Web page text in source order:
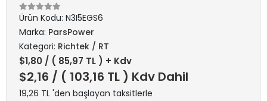
Ürün Kodu: N3I5EGS6
Marka: ParsPower
Kategori: Richtek / RT
$1,80 / ( 85,97 TL ) + Kdv
$2,16 / ( 103,16 TL ) Kdv Dahil
19,26 TL 'den başlayan taksitlerle